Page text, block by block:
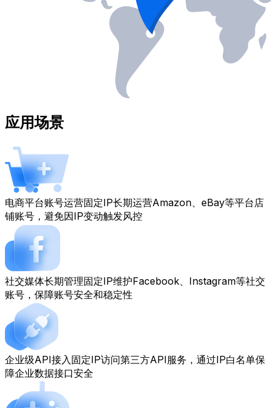
应用场景
电商平台账号运营固定IP长期运营Amazon、eBay等平台店
铺账号，避免因IP变动触发风控
社交媒体长期管理固定IP维护Facebook、Instagram等社交
账号，保障账号安全和稳定性
企业级API接入固定IP访问第三方API服务，通过IP白名单保
障企业数据接口安全